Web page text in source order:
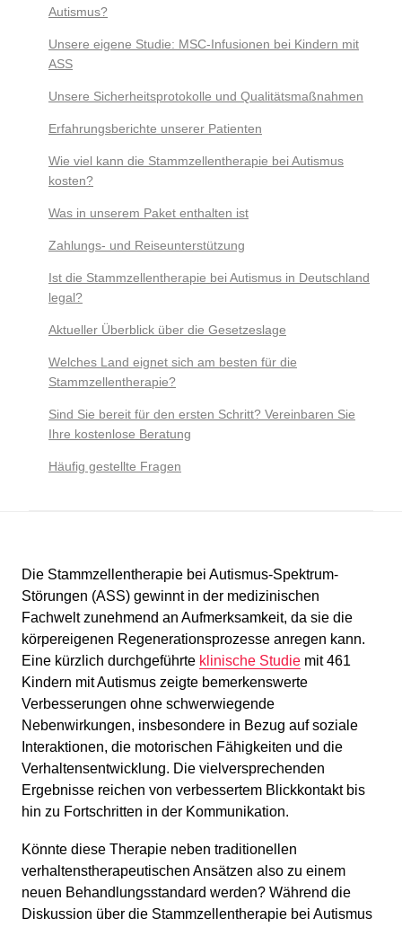
Die Stammzellentherapie bei Autismus-Spektrum-
Störungen (ASS) gewinnt in der medizinischen
Fachwelt zunehmend an Aufmerksamkeit, da sie die
körpereigenen Regenerationsprozesse anregen kann.
Eine kürzlich durchgeführte klinische Studie mit 461
Kindern mit Autismus zeigte bemerkenswerte
Verbesserungen ohne schwerwiegende
Nebenwirkungen, insbesondere in Bezug auf soziale
Interaktionen, die motorischen Fähigkeiten und die
Verhaltensentwicklung. Die vielversprechenden
Ergebnisse reichen von verbessertem Blickkontakt bis
hin zu Fortschritten in der Kommunikation.
Könnte diese Therapie neben traditionellen
verhaltenstherapeutischen Ansätzen also zu einem
neuen Behandlungsstandard werden? Während die
Diskussion über die Stammzellentherapie bei Autismus
Autismus?
Unsere eigene Studie: MSC-Infusionen bei Kindern mit
ASS
Unsere Sicherheitsprotokolle und Qualitätsmaßnahmen
Erfahrungsberichte unserer Patienten
Wie viel kann die Stammzellentherapie bei Autismus
kosten?
Was in unserem Paket enthalten ist
Zahlungs- und Reiseunterstützung
Ist die Stammzellentherapie bei Autismus in Deutschland
legal?
Aktueller Überblick über die Gesetzeslage
Welches Land eignet sich am besten für die
Stammzellentherapie?
Sind Sie bereit für den ersten Schritt? Vereinbaren Sie
Ihre kostenlose Beratung
Häufig gestellte Fragen